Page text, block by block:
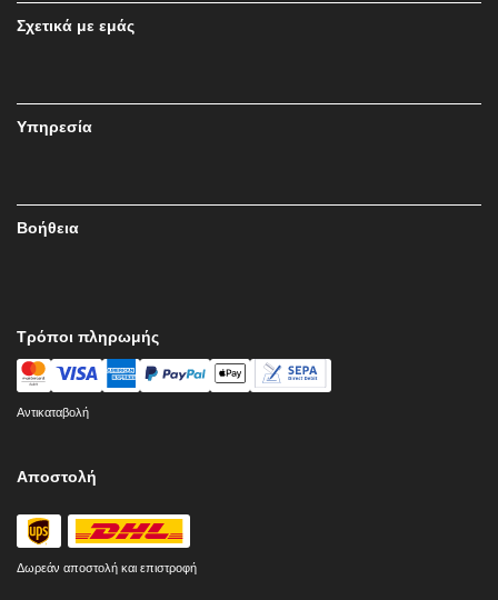
Σχετικά με εμάς
Υπηρεσία
Βοήθεια
Τρόποι πληρωμής
Αντικαταβολή
Αποστολή
Δωρεάν αποστολή και επιστροφή